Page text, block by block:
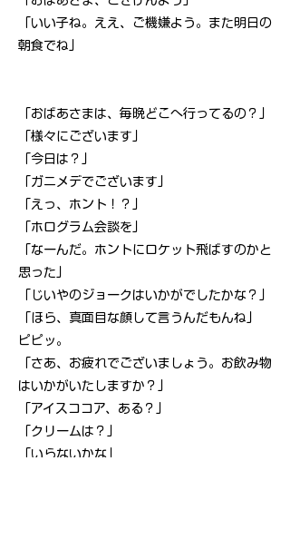
「いい子ね。ええ、ご機嫌よう。また明日の
朝食でね」
「おばあさまは、毎晩どこへ行ってるの？」
「様々にございます」
「今日は？」
「ガニメデでございます」
「えっ、ホント！？」
「ホログラム会談を」
「なーんだ。ホントにロケット飛ばすのかと
思った」
「じいやのジョークはいかがでしたかな？」
「ほら、真面目な顔して言うんだもんね」
ピピッ。
「さあ、お疲れでございましょう。お飲み物
はいかがいたしますか？」
「アイスココア、ある？」
「クリームは？」
「いらないかな」